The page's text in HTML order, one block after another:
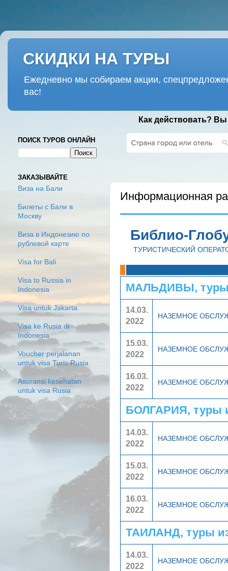
СКИДКИ НА ТУРЫ
Ежедневно мы собираем акции,
вас!
Как действовать?
Информационная
Библио-
ТУРИСТИЧЕСКИЙ
МАЛЬДИВЫ, туры
14.03.
2022
НАЗЕМНОЕ
15.03.
2022
НАЗЕМНОЕ
16.03.
2022
НАЗЕМНОЕ
БОЛГАРИЯ, туры
14.03.
2022
НАЗЕМНОЕ
15.03.
2022
НАЗЕМНОЕ
16.03.
2022
НАЗЕМНОЕ
ТАИЛАНД, туры
14.03.
2022
НАЗЕМНОЕ
ПОИСК ТУРОВ ОНЛАЙН
ЗАКАЗЫВАЙТЕ
Виза на Бали
Билеты с Бали в
Москву
Виза в Индонезию по
рублевой карте
Visa for Bali
Visa to Russia in
Indonesia
Visa untuk Jakarta
Visa ke Rusia di
Indonesia
Voucher perjalanan
untuk visa Turis Rusia
Asuransi kesehatan
untuk visa Rusia